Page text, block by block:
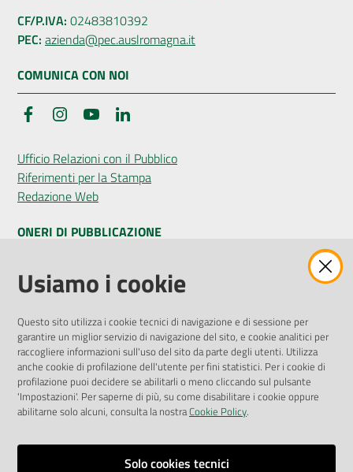
CF/P.IVA: 02483810392
PEC: azienda@pec.auslromagna.it
COMUNICA CON NOI
FacebookInstagramYouTube
Ufficio Relazioni con il Pubblico
Riferimenti per la Stampa
Redazione Web
ONERI DI PUBBLICAZIONE
Amministrazione Trasparente
Pubblicità legale
Privacy Policy
Attuazione Misure PNRR
Liste di Attesa
ENTI, IMPRESE E PARTNER
Fatturazione Elettronica
Usiamo i cookie
Questo sito utilizza i cookie tecnici di navigazione e di sessione per
garantire un miglior servizio di navigazione del sito, e cookie analitici per
raccogliere informazioni sull'uso del sito da parte degli utenti. Utilizza
anche cookie di profilazione dell'utente per fini statistici. Per i cookie di
profilazione puoi decidere se abilitarli o meno cliccando sul pulsante
'Impostazioni'. Per saperne di più, su come disabilitare i cookie oppure
abilitarne solo alcuni, consulta la nostraCookie Policy.
Solo cookies tecnici